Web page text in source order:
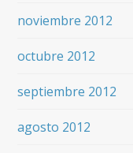
noviembre 2012
octubre 2012
septiembre 2012
agosto 2012